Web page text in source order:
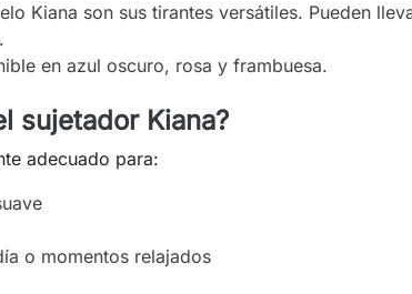
Kiana son sus tirantes versátiles. Pueden
en azul oscuro, rosa y frambuesa.
sujetador Kiana?
adecuado para:
o momentos relajados